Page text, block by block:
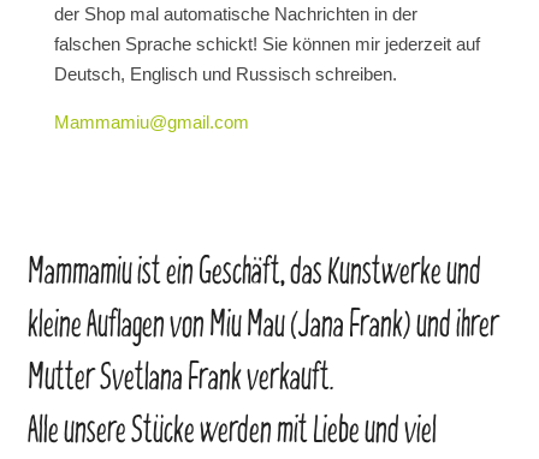
der Shop mal automatische Nachrichten in der
falschen Sprache schickt! Sie können mir jederzeit auf
Deutsch, Englisch und Russisch schreiben.
Mammamiu@gmail.com
Mammamiu ist ein Geschäft, das Kunstwerke und
kleine Auflagen von Miu Mau (Jana Frank) und ihrer
Mutter Svetlana Frank verkauft.
Alle unsere Stücke werden mit Liebe und viel